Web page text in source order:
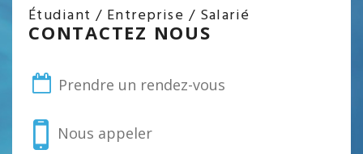
Étudiant / Entreprise / Salarié
CONTACTEZ NOUS
Prendre un rendez-vous
Nous appeler